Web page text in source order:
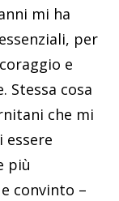
mi ha
per
e
Stessa cosa
che mi
più
convinto –